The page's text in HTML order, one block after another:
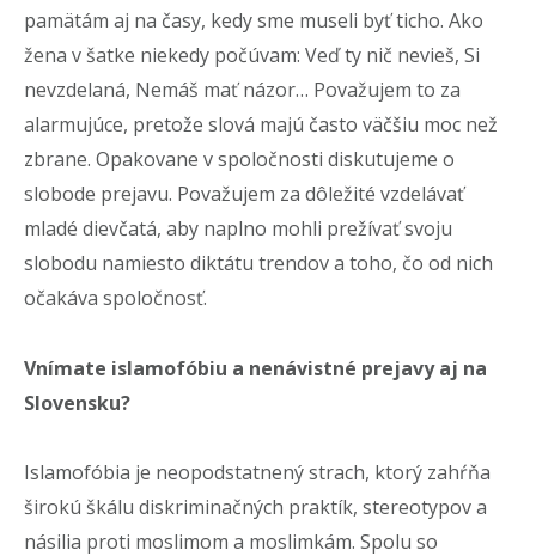
pamätám aj na časy, kedy sme museli byť ticho. Ako
žena v šatke niekedy počúvam: Veď ty nič nevieš, Si
nevzdelaná, Nemáš mať názor… Považujem to za
alarmujúce, pretože slová majú často väčšiu moc než
zbrane. Opakovane v spoločnosti diskutujeme o
slobode prejavu. Považujem za dôležité vzdelávať
mladé dievčatá, aby naplno mohli prežívať svoju
slobodu namiesto diktátu trendov a toho, čo od nich
očakáva spoločnosť.
Vnímate islamofóbiu a nenávistné prejavy aj na
Slovensku?
Islamofóbia je neopodstatnený strach, ktorý zahŕňa
širokú škálu diskriminačných praktík, stereotypov a
násilia proti moslimom a moslimkám. Spolu so